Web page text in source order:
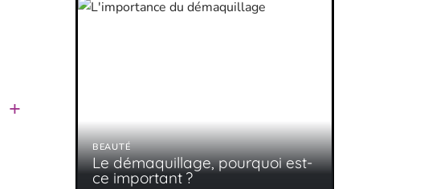
BEAUTÉ
Le démaquillage, pourquoi est-
ce important ?